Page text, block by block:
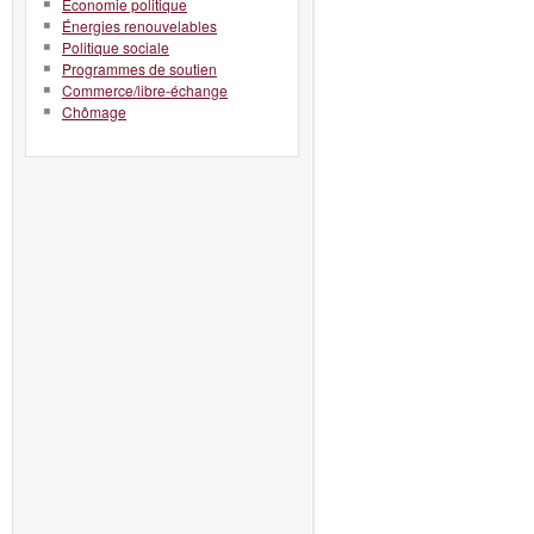
Économie politique
Énergies renouvelables
Politique sociale
Programmes de soutien
Commerce/libre-échange
Chômage